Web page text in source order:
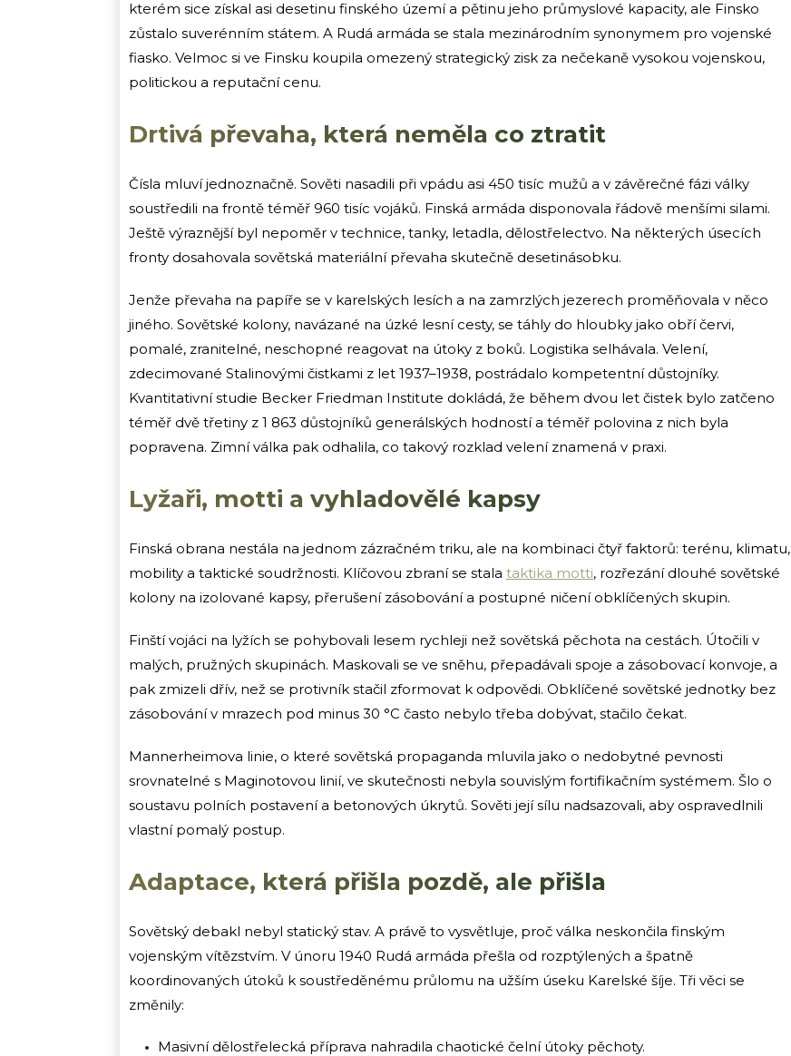
kterém sice získal asi desetinu finského území a pětinu jeho průmyslové kapacity, ale Finsko
zůstalo suverénním státem. A Rudá armáda se stala mezinárodním synonymem pro vojenské
fiasko. Velmoc si ve Finsku koupila omezený strategický zisk za nečekaně vysokou vojenskou,
politickou a reputační cenu.
Drtivá převaha, která neměla co ztratit
Čísla mluví jednoznačně. Sověti nasadili při vpádu asi 450 tisíc mužů a v závěrečné fázi války
soustředili na frontě téměř 960 tisíc vojáků. Finská armáda disponovala řádově menšími silami.
Ještě výraznější byl nepoměr v technice, tanky, letadla, dělostřelectvo. Na některých úsecích
fronty dosahovala sovětská materiální převaha skutečně desetinásobku.
Jenže převaha na papíře se v karelských lesích a na zamrzlých jezerech proměňovala v něco
jiného. Sovětské kolony, navázané na úzké lesní cesty, se táhly do hloubky jako obří červi,
pomalé, zranitelné, neschopné reagovat na útoky z boků. Logistika selhávala. Velení,
zdecimované Stalinovými čistkami z let 1937–1938, postrádalo kompetentní důstojníky.
Kvantitativní studie Becker Friedman Institute dokládá, že během dvou let čistek bylo zatčeno
téměř dvě třetiny z 1 863 důstojníků generálských hodností a téměř polovina z nich byla
popravena. Zimní válka pak odhalila, co takový rozklad velení znamená v praxi.
Lyžaři, motti a vyhladovělé kapsy
Finská obrana nestála na jednom zázračném triku, ale na kombinaci čtyř faktorů: terénu, klimatu,
mobility a taktické soudržnosti. Klíčovou zbraní se stala taktika motti, rozřezání dlouhé sovětské
kolony na izolované kapsy, přerušení zásobování a postupné ničení obklíčených skupin.
Finští vojáci na lyžích se pohybovali lesem rychleji než sovětská pěchota na cestách. Útočili v
malých, pružných skupinách. Maskovali se ve sněhu, přepadávali spoje a zásobovací konvoje, a
pak zmizeli dřív, než se protivník stačil zformovat k odpovědi. Obklíčené sovětské jednotky bez
zásobování v mrazech pod minus 30 °C často nebylo třeba dobývat, stačilo čekat.
Mannerheimova linie, o které sovětská propaganda mluvila jako o nedobytné pevnosti
srovnatelné s Maginotovou linií, ve skutečnosti nebyla souvislým fortifikačním systémem. Šlo o
soustavu polních postavení a betonových úkrytů. Sověti její sílu nadsazovali, aby ospravedlnili
vlastní pomalý postup.
Adaptace, která přišla pozdě, ale přišla
Sovětský debakl nebyl statický stav. A právě to vysvětluje, proč válka neskončila finským
vojenským vítězstvím. V únoru 1940 Rudá armáda přešla od rozptýlených a špatně
koordinovaných útoků k soustředěnému průlomu na užším úseku Karelské šíje. Tři věci se
změnily:
Masivní dělostřelecká příprava nahradila chaotické čelní útoky pěchoty.